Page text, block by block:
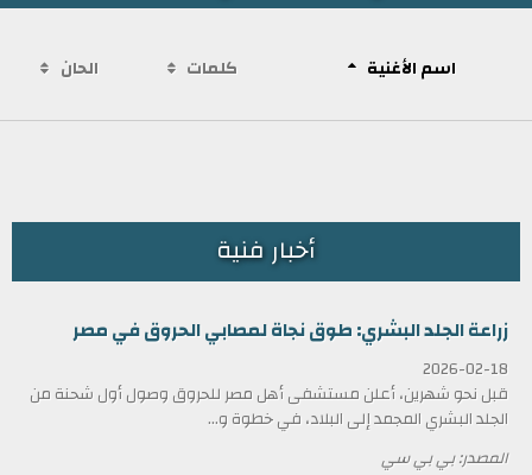
اسم الأغنية كلمات الحان
أخبار فنية
زراعة الجلد البشري: طوق نجاة لمصابي الحروق في مصر
2026-02-18
قبل نحو شهرين، أعلن مستشفى أهل مصر للحروق وصول أول شحنة من
الجلد البشري المجمد إلى البلاد، في خطوة و...
المصدر: بي بي سي